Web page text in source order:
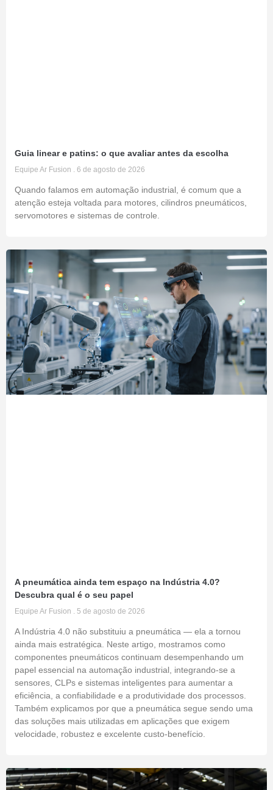
Guia linear e patins: o que avaliar antes da escolha
Equipe Ar Fusion 6 de agosto de 2026
Quando falamos em automação industrial, é comum que a
atenção esteja voltada para motores, cilindros pneumáticos,
servomotores e sistemas de controle.
A pneumática ainda tem espaço na Indústria 4.0?
Descubra qual é o seu papel
Equipe Ar Fusion 5 de agosto de 2026
A Indústria 4.0 não substituiu a pneumática — ela a tornou
ainda mais estratégica. Neste artigo, mostramos como
componentes pneumáticos continuam desempenhando um
papel essencial na automação industrial, integrando-se a
sensores, CLPs e sistemas inteligentes para aumentar a
eficiência, a confiabilidade e a produtividade dos processos.
Também explicamos por que a pneumática segue sendo uma
das soluções mais utilizadas em aplicações que exigem
velocidade, robustez e excelente custo-benefício.